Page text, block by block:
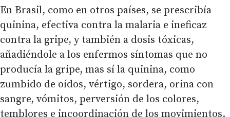
En Brasil, como en otros países, se prescribía
quinina, efectiva contra la malaria e ineficaz
contra la gripe, y también a dosis tóxicas,
añadiéndole a los enfermos síntomas que no
producía la gripe, mas sí la quinina, como
zumbido de oídos, vértigo, sordera, orina con
sangre, vómitos, perversión de los colores,
temblores e incoordinación de los movimientos.